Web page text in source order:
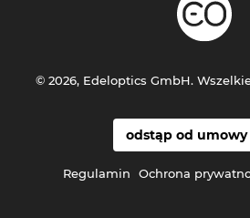
odstąp od
Regulamin Ochrona
© 2026, Edeloptics GmbH.